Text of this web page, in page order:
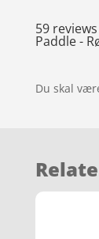
59
Paddle -
Du skal